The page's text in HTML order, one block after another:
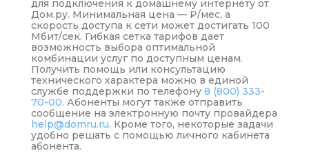
для подключения к домашнему интернету от
Дом.ру. Минимальная цена — ₽/мес, а
скорость доступа к сети может достигать 100
Мбит/сек. Гибкая сетка тарифов дает
возможность выбора оптимальной
комбинации услуг по доступным ценам.
Получить помощь или консультацию
технического характера можно в единой
службе поддержки по телефону 8 (800) 333-
70-00. Абоненты могут также отправить
сообщение на электронную почту провайдера
help@domru.ru. Кроме того, некоторые задачи
удобно решать с помощью личного кабинета
абонента.